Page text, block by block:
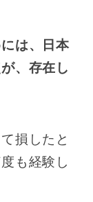
は、日本
、存在し
損したと
も経験し